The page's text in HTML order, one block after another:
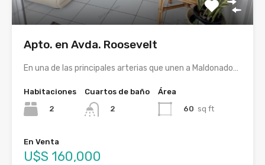
Apto. en Avda. Roosevelt
En una de las principales arterias que unen a Maldonado…
Habitaciones
2
Cuartos de baño
2
Área
60 sq ft
En Venta
U$S 160,000